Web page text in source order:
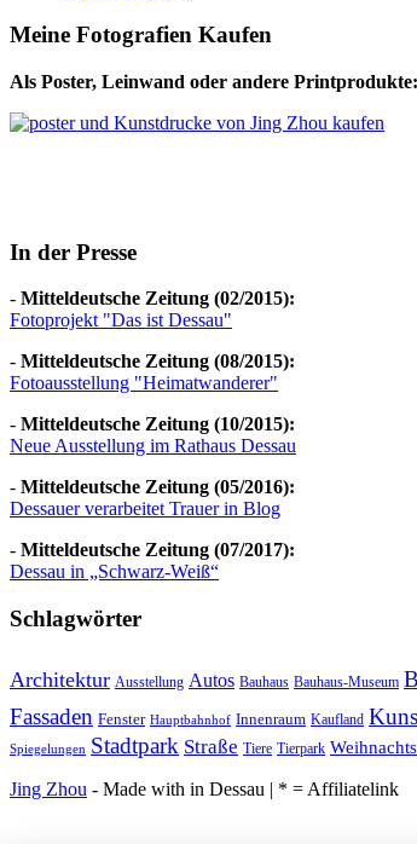
Meine Fotografien Kaufen
Als Poster, Leinwand oder andere Printprodukte:
In der Presse
- Mitteldeutsche Zeitung (02/2015):
Fotoprojekt "Das ist Dessau"
- Mitteldeutsche Zeitung (08/2015):
Fotoausstellung "Heimatwanderer"
- Mitteldeutsche Zeitung (10/2015):
Neue Ausstellung im Rathaus Dessau
- Mitteldeutsche Zeitung (05/2016):
Dessauer verarbeitet Trauer in Blog
- Mitteldeutsche Zeitung (07/2017):
Dessau in „Schwarz-Weiß“
Schlagwörter
Architektur Ausstellung Autos Bauhaus Bauhaus-Museum
Fassaden Fenster Hauptbahnhof Innenraum Kaufland
Spiegelungen Stadtpark Straße Tiere Tierpark
Jing Zhou - Made with in Dessau | * = Affiliatelink